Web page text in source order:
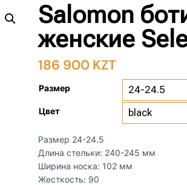
Salomon
женские
186 900 KZT
Размер
Цвет
Размер 24-24.5
Длина стельки: 240-245 мм
Ширина носка: 102 мм
Жесткость: 90